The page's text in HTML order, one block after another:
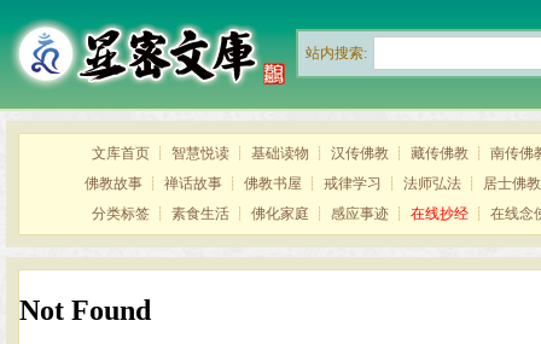
站内搜索:
文库首页 ┊ 智慧悦读 ┊ 基础读物 ┊ 汉传佛教 ┊ 藏传佛教 ┊ 南传佛
佛教故事 ┊ 禅话故事 ┊ 佛教书屋 ┊ 戒律学习 ┊ 法师弘法 ┊ 居士佛教
分类标签 ┊ 素食生活 ┊ 佛化家庭 ┊ 感应事迹 ┊ 在线抄经 ┊ 在线念